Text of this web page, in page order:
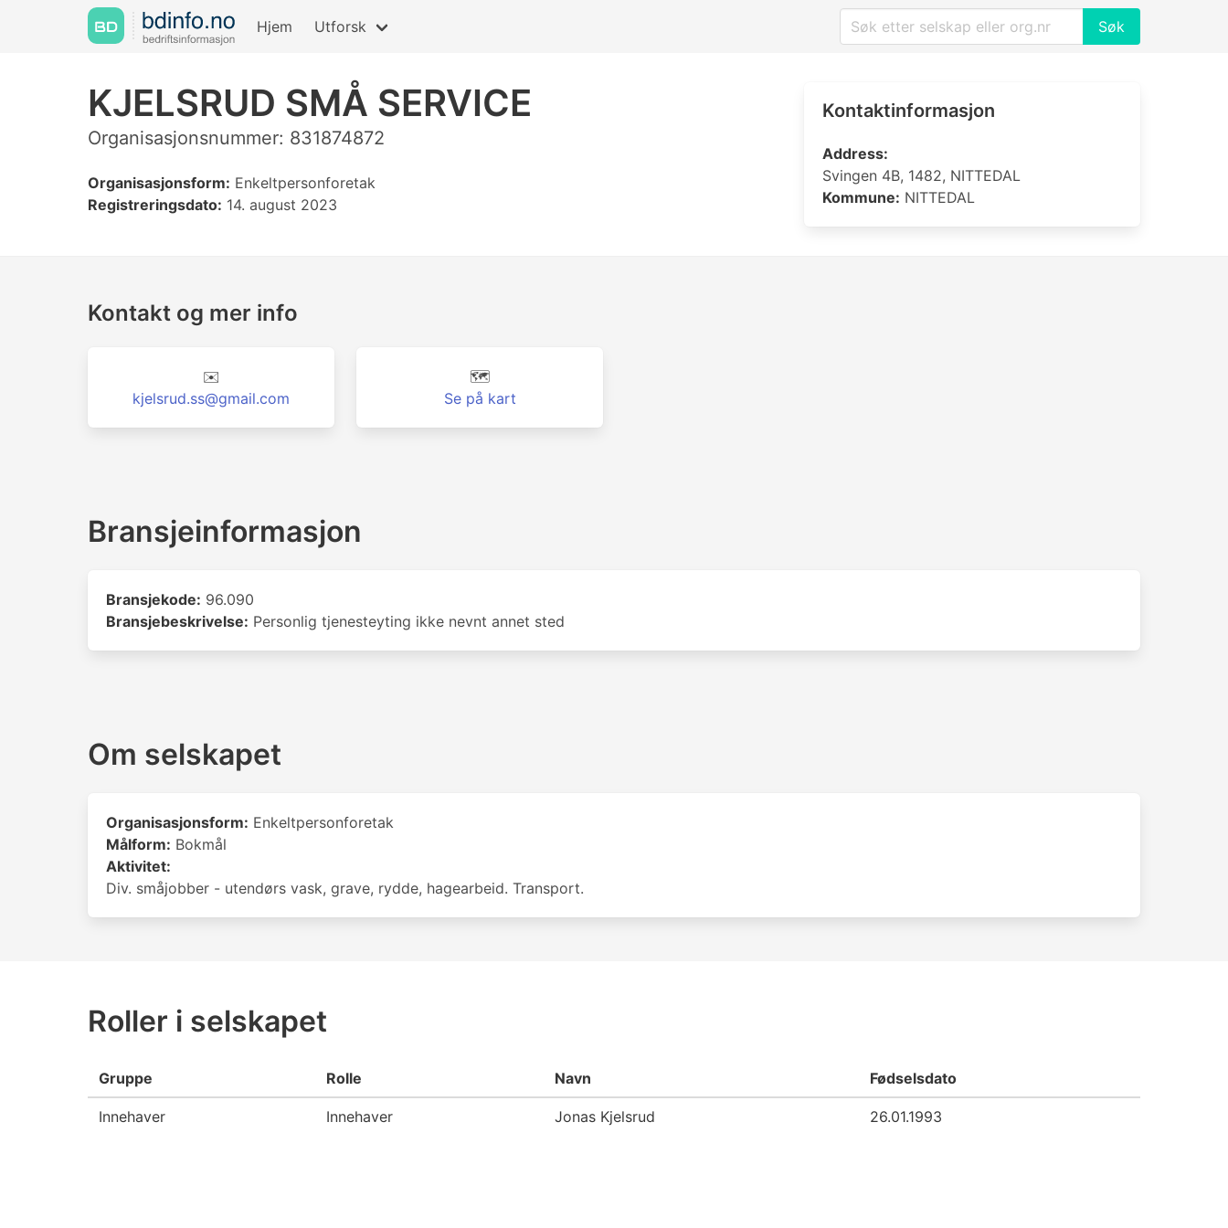
Hjem Utforsk Søk
KJELSRUD SMÅ SERVICE
Organisasjonsnummer: 831874872
Organisasjonsform: Enkeltpersonforetak
Registreringsdato: 14. august 2023
Kontaktinformasjon
Address:
Svingen 4B, 1482, NITTEDAL
Kommune: NITTEDAL
Kontakt og mer info
✉️
kjelsrud.ss@gmail.com
🗺️
Se på kart
Bransjeinformasjon
Bransjekode: 96.090
Bransjebeskrivelse: Personlig tjenesteyting ikke nevnt annet sted
Om selskapet
Organisasjonsform: Enkeltpersonforetak
Målform: Bokmål
Aktivitet:
Div. småjobber - utendørs vask, grave, rydde, hagearbeid. Transport.
Roller i selskapet
Gruppe Rolle Navn Fødselsdato
Innehaver Innehaver Jonas Kjelsrud 26.01.1993